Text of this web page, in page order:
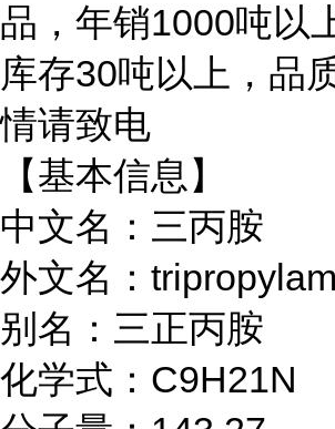
品， 年销1000吨以
库存30吨以上，品
情请致电
【基本信息】
中文名：三丙胺
外文名：
别名：三正丙胺
化学式：C9H21N